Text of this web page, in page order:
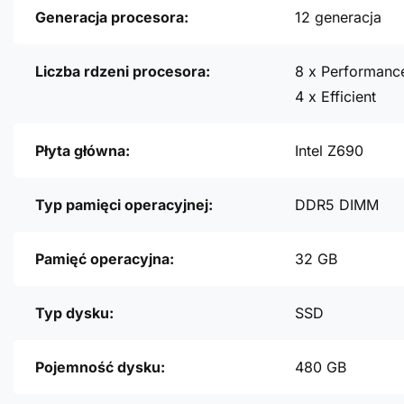
Generacja procesora: 12 generacja
Liczba rdzeni procesora:
8 x
4 x Efficient
Płyta główna: Intel Z690
Typ pamięci operacyjnej: DDR5 DIMM
Pamięć operacyjna: 32 GB
Typ dysku: SSD
Pojemność dysku: 480 GB